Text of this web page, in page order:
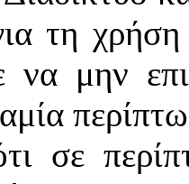
τη
να μην
σε